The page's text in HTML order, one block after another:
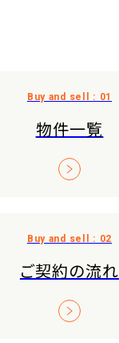
物件一覧
ご契約の流れ